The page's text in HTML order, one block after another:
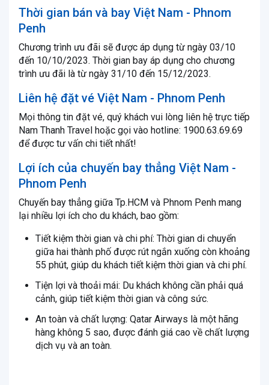
Thời gian bán và bay Việt Nam - Phnom
Penh
Chương trình ưu đãi sẽ được áp dụng từ ngày 03/10
đến 10/10/2023. Thời gian bay áp dụng cho chương
trình ưu đãi là từ ngày 31/10 đến 15/12/2023.
Liên hệ đặt vé Việt Nam - Phnom Penh
Mọi thông tin đặt vé, quý khách vui lòng liên hệ trực tiếp
Nam Thanh Travel hoặc gọi vào hotline: 1900.63.69.69
để được tư vấn chi tiết nhất!
Lợi ích của chuyến bay thẳng Việt Nam -
Phnom Penh
Chuyến bay thẳng giữa Tp.HCM và Phnom Penh mang
lại nhiều lợi ích cho du khách, bao gồm:
Tiết kiệm thời gian và chi phí: Thời gian di chuyển
giữa hai thành phố được rút ngắn xuống còn khoảng
55 phút, giúp du khách tiết kiệm thời gian và chi phí.
Tiện lợi và thoải mái: Du khách không cần phải quá
cảnh, giúp tiết kiệm thời gian và công sức.
An toàn và chất lượng: Qatar Airways là một hãng
hàng không 5 sao, được đánh giá cao về chất lượng
dịch vụ và an toàn.